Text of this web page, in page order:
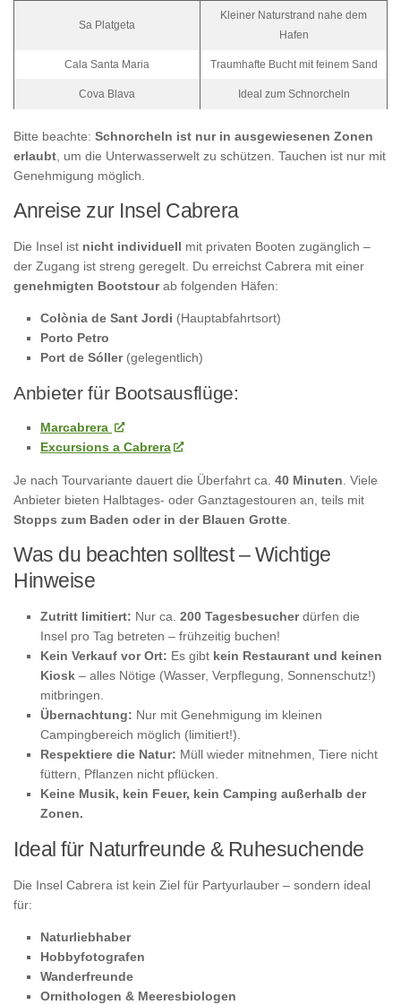
Sa Platgeta
Kleiner Naturstrand nahe dem
Hafen
Cala Santa Maria Traumhafte Bucht mit feinem Sand
Cova Blava Ideal zum Schnorcheln
Bitte beachte: Schnorcheln ist nur in ausgewiesenen Zonen
erlaubt , um die Unterwasserwelt zu schützen. Tauchen ist nur mit
Genehmigung möglich.
Anreise zur Insel Cabrera
Die Insel ist nicht individuell mit privaten Booten zugänglich –
der Zugang ist streng geregelt. Du erreichst Cabrera mit einer
genehmigten Bootstourab folgenden Häfen:
Colònia de Sant Jordi (Hauptabfahrtsort)
Porto Petro
Port de Sóller(gelegentlich)
Anbieter für Bootsausflüge:
Marcabrera
Excursions a Cabrera
Je nach Tourvariante dauert die Überfahrt ca. 40 Minuten . Viele
Anbieter bieten Halbtages- oder Ganztagestouren an, teils mit
Stopps zum Baden oder in der Blauen Grotte
Was du beachten solltest – Wichtige
Hinweise
Zutritt limitiert: Nur ca. 200 Tagesbesucherdürfen die
Insel pro Tag betreten – frühzeitig buchen!
Kein Verkauf vor Ort: Es gibt kein Restaurant und keinen
Kiosk – alles Nötige (Wasser, Verpflegung, Sonnenschutz!)
mitbringen.
Übernachtung: Nur mit Genehmigung im kleinen
Campingbereich möglich (limitiert!).
Respektiere die Natur: Müll wieder mitnehmen, Tiere nicht
füttern, Pflanzen nicht pflücken.
Keine Musik, kein Feuer, kein Camping außerhalb der
Zonen.
Ideal für Naturfreunde & Ruhesuchende
Die Insel Cabrera ist kein Ziel für Partyurlauber – sondern ideal
für:
Naturliebhaber
Hobbyfotografen
Wanderfreunde
Ornithologen & Meeresbiologen